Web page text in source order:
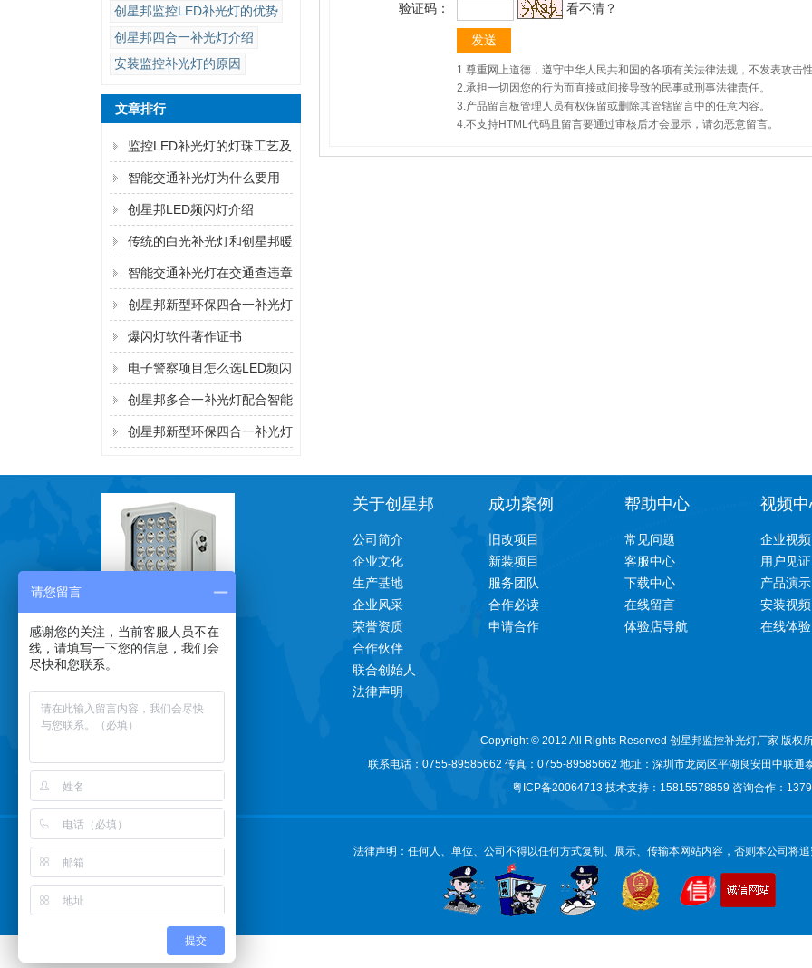
创星邦监控LED补光灯的优势
创星邦四合一补光灯介绍
安装监控补光灯的原因
文章排行
监控LED补光灯的灯珠工艺及
工作原理
智能交通补光灯为什么要用
LED频闪灯？
创星邦LED频闪灯介绍
传统的白光补光灯和创星邦暖
光补光灯哪种好？
智能交通补光灯在交通查违章
中不可缺
创星邦新型环保四合一补光灯
发布
爆闪灯软件著作证书
电子警察项目怎么选LED频闪
灯？
创星邦多合一补光灯配合智能
交通摄像机道路抓拍，清晰无
创星邦新型环保四合一补光灯
验证码： 看不清？
1.尊重网上道德，遵守中华人民共和国的各项有关法律法规，不发表攻击
2.承担一切因您的行为而直接或间接导致的民事或刑事法律责任。
3.产品留言板管理人员有权保留或删除其管辖留言中的任意内容。
4.不支持HTML代码且留言要通过审核后才会显示，请勿恶意留言。
一对一技术支持
关于创星邦
公司简介
企业文化
生产基地
企业风采
荣誉资质
合作伙伴
联合创始人
法律声明
成功案例
旧改项目
新装项目
服务团队
合作必读
申请合作
帮助中心
常见问题
客服中心
下载中心
在线留言
体验店导航
视频
企业视频
用户见证
产品演示
安装视频
在线体验
Copyright © 2012 All Rights Reserved 创星邦监控补光灯厂家 版权
联系电话：0755-89585662 传真：0755-89585662 地址： 深圳市龙岗区平湖良安田中联通
粤ICP备20064713技术支持：15815578859 咨询合作：
法律声明：任何人、单位、公司不得以任何方式复制、展示、传输本网站内容，否则本公司将
请您留言
感谢您的关注，当前客服人员不在
线，请填写一下您的信息，我们会
尽快和您联系。
提交